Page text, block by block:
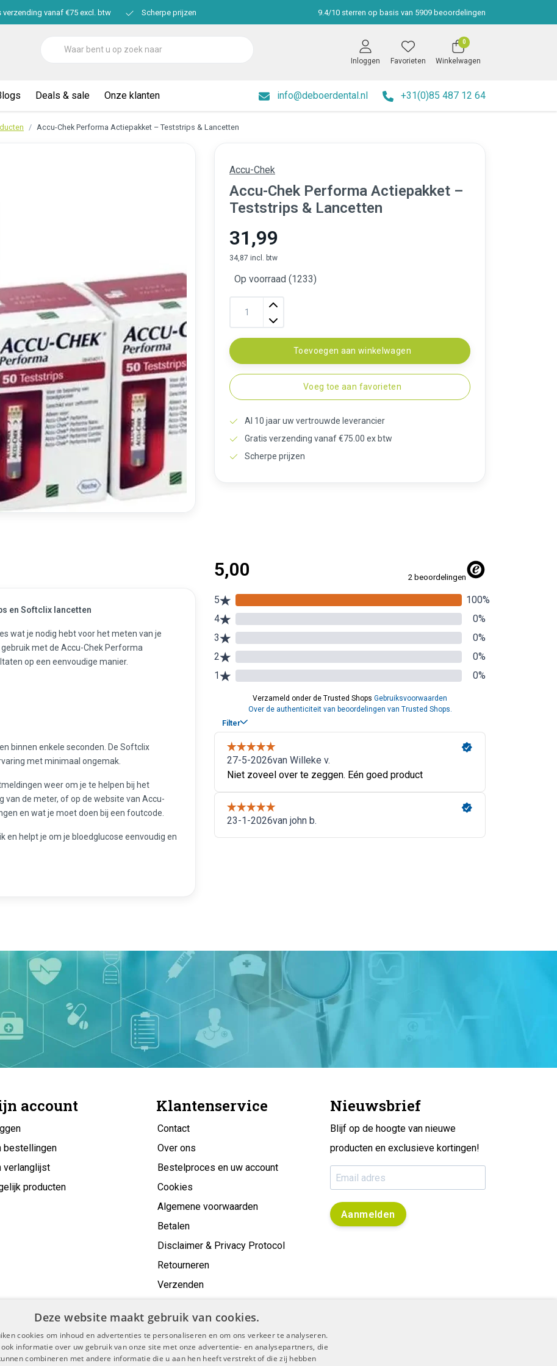
verzending vanaf €75 excl. btw Scherpe prijzen 9.4/10 sterren op basis van 5909 beoordelingen
Inloggen Favorieten
0
Winkelwagen
Deals & sale Onze klanten info@deboerdental.nl +31(0)85 487 12 64
Accu-Chek Performa Actiepakket – Teststrips & Lancetten
Accu-Chek
Accu-Chek Performa Actiepakket –
Teststrips & Lancetten
31,99
34,87 incl. btw
Op voorraad (1233)
Toevoegen aan winkelwagen
Voeg toe aan favorieten
Al 10 jaar uw vertrouwde leverancier
Gratis verzending vanaf €75.00 ex btw
Scherpe prijzen
en Softclix lancetten
wat je nodig hebt voor het meten van je
met de Accu-Chek Performa
op een eenvoudige manier.
binnen enkele seconden. De Softclix
met minimaal ongemak.
weer om je te helpen bij het
van de meter, of op de website van Accu-
en wat je moet doen bij een foutcode.
en helpt je om je bloedglucose eenvoudig en
account
bestellingen
verlanglijst
producten
Klantenservice
Contact
Over ons
Bestelproces en uw account
Cookies
Algemene voorwaarden
Betalen
Disclaimer & Privacy Protocol
Retourneren
Verzenden
Nieuwsbrief
Blijf op de hoogte van nieuwe
producten en exclusieve kortingen!
Aanmelden
Deze website maakt gebruik van cookies.
cookies om inhoud en advertenties te personaliseren en om ons verkeer te analyseren.
informatie over uw gebruik van onze site met onze advertentie- en analysepartners, die
combineren met andere informatie die u aan hen heeft verstrekt of die zij hebben